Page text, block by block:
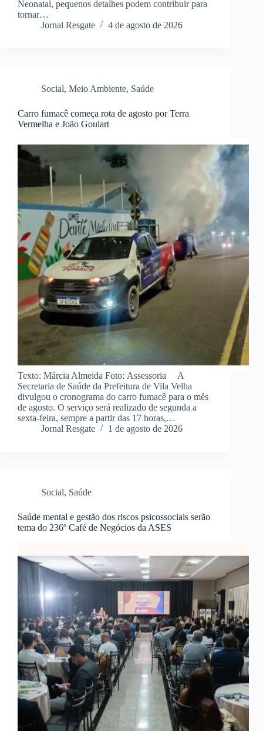
Neonatal, pequenos detalhes podem contribuir para
tornar…
Jornal Resgate
4 de agosto de 2026
Social, Meio Ambiente, Saúde
Carro fumacê começa rota de agosto por Terra
Vermelha e João Goulart
Texto: Márcia Almeida Foto: Assessoria A
Secretaria de Saúde da Prefeitura de Vila Velha
divulgou o cronograma do carro fumacê para o mês
de agosto. O serviço será realizado de segunda a
sexta-feira, sempre a partir das 17 horas,…
Jornal Resgate
1 de agosto de 2026
Social, Saúde
Saúde mental e gestão dos riscos psicossociais serão
tema do 236º Café de Negócios da ASES